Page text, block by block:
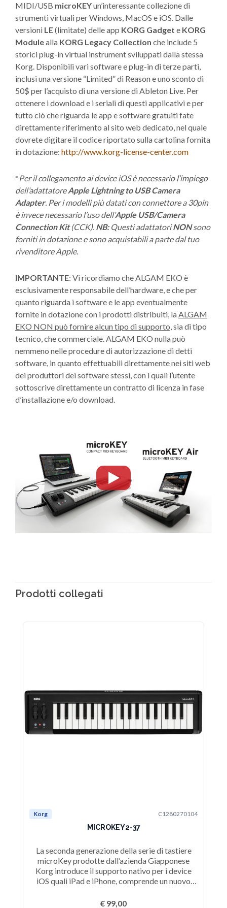
MIDI/USB microKEYun’interessante collezione di
strumenti virtuali per Windows, MacOS e iOS. Dalle
versioni LE(limitate) delle app KORG Gadget e KORG
Modulealla KORG Legacy Collection che include 5
storici plug-in virtual instrument sviluppati dalla stessa
Korg. Disponibili vari software e plug-in di terze parti,
inclusi una versione “Limited” di Reason e uno sconto di
50$ per l’acquisto di una versione di Ableton Live. Per
ottenere i download e i seriali di questi applicativi e per
tutto ciò che riguarda le app e software gratuiti fate
direttamente riferimento al sito web dedicato, nel quale
dovrete digitare il codice riportato sulla cartolina fornita
in dotazione: http://www.korg-license-center.com
*Per il collegamento ai device iOS è necessario l’impiego
dell’adattatoreApple Lightning to USB Camera
Adapter. Per i modelli più datati con connettore a 30pin
è invece necessario l’uso dell’Apple USB/Camera
Connection Kit(CCK). NB:Questi adattatoriNONsono
forniti in dotazione e sono acquistabili a parte dal tuo
rivenditore Apple.
IMPORTANTE: Vi ricordiamo che ALGAM EKO è
esclusivamente responsabile dell’hardware, e che per
quanto riguarda i software e le app eventualmente
fornite in dotazione con i prodotti distribuiti, laALGAM
EKO NON può fornire alcun tipo di supporto, sia di tipo
tecnico, che commerciale. ALGAM EKO nulla può
nemmeno nelle procedure di autorizzazione di detti
software, in quanto effettuabili direttamente nei siti web
dei produttori dei software stessi, con i quali l’utente
sottoscrive direttamente un contratto di licenza in fase
d’installazione e/o download.
Prodotti collegati
Korg C1280270104
MICROKEY2-37
La seconda generazione della serie di tastiere
microKey prodotte dall’azienda Giapponese
Korg introduce il supporto nativo per i device
iOS quali iPad e iPhone, comprende un nuovo
pedale damper nei modelli a 37, 49 e 61 tasti.
€ 99,00